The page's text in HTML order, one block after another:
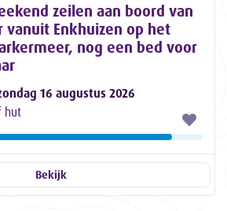
zeilen aan boord van
vanuit Enkhuizen op het
nog een bed voor
16 augustus 2026
hut
Bekijk